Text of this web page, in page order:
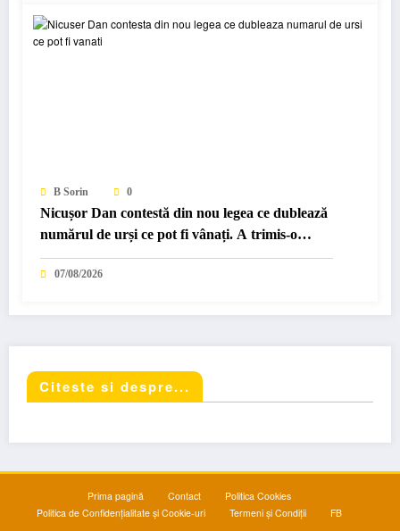
B Sorin 0
Nicușor Dan contestă din nou legea ce dublează
numărul de urși ce pot fi vânați. A trimis-o…
07/08/2026
Citeste si despre...
Prima pagină Contact
Politica Cookies
Politica de Confidențialitate și Cookie-uri
Termeni și Condiții FB